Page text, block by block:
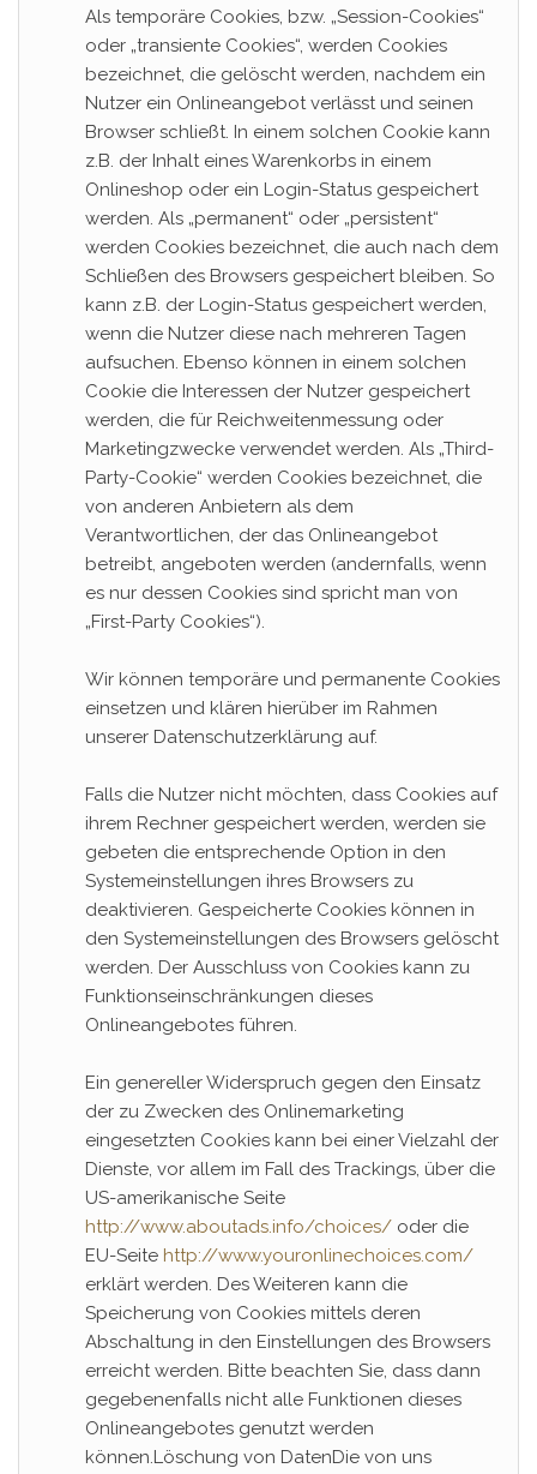
Als temporäre Cookies, bzw. „Session-Cookies“
oder „transiente Cookies“, werden Cookies
bezeichnet, die gelöscht werden, nachdem ein
Nutzer ein Onlineangebot verlässt und seinen
Browser schließt. In einem solchen Cookie kann
z.B. der Inhalt eines Warenkorbs in einem
Onlineshop oder ein Login-Status gespeichert
werden. Als „permanent“ oder „persistent“
werden Cookies bezeichnet, die auch nach dem
Schließen des Browsers gespeichert bleiben. So
kann z.B. der Login-Status gespeichert werden,
wenn die Nutzer diese nach mehreren Tagen
aufsuchen. Ebenso können in einem solchen
Cookie die Interessen der Nutzer gespeichert
werden, die für Reichweitenmessung oder
Marketingzwecke verwendet werden. Als „Third-
Party-Cookie“ werden Cookies bezeichnet, die
von anderen Anbietern als dem
Verantwortlichen, der das Onlineangebot
betreibt, angeboten werden (andernfalls, wenn
es nur dessen Cookies sind spricht man von
„First-Party Cookies“).
Wir können temporäre und permanente Cookies
einsetzen und klären hierüber im Rahmen
unserer Datenschutzerklärung auf.
Falls die Nutzer nicht möchten, dass Cookies auf
ihrem Rechner gespeichert werden, werden sie
gebeten die entsprechende Option in den
Systemeinstellungen ihres Browsers zu
deaktivieren. Gespeicherte Cookies können in
den Systemeinstellungen des Browsers gelöscht
werden. Der Ausschluss von Cookies kann zu
Funktionseinschränkungen dieses
Onlineangebotes führen.
Ein genereller Widerspruch gegen den Einsatz
der zu Zwecken des Onlinemarketing
eingesetzten Cookies kann bei einer Vielzahl der
Dienste, vor allem im Fall des Trackings, über die
US-amerikanische Seite
http://www.aboutads.info/choices/ oder die
EU-Seite http://www.youronlinechoices.com/
erklärt werden. Des Weiteren kann die
Speicherung von Cookies mittels deren
Abschaltung in den Einstellungen des Browsers
erreicht werden. Bitte beachten Sie, dass dann
gegebenenfalls nicht alle Funktionen dieses
Onlineangebotes genutzt werden
können.Löschung von DatenDie von uns